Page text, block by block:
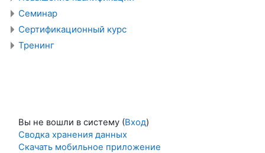
Семинар
Сертификационный курс
Тренинг
Вы не вошли в систему (Вход)
Сводка хранения данных
Скачать мобильное приложение